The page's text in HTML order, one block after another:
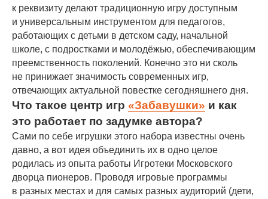
к реквизиту делают традиционную игру доступным
и универсальным инструментом для педагогов,
работающих с детьми в детском саду, начальной
школе, с подростками и молодёжью, обеспечивающим
преемственность поколений. Конечно это ни сколь
не принижает значимость современных игр,
отвечающих актуальной повестке сегодняшнего дня.
Что такое центр игр «Забавушки» и как
это работает по задумке автора?
Сами по себе игрушки этого набора известны очень
давно, а вот идея объединить их в одно целое
родилась из опыта работы Игротеки Московского
дворца пионеров. Проводя игровые программы
в разных местах и для самых разных аудиторий (дети,